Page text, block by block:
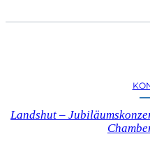
Landshut –